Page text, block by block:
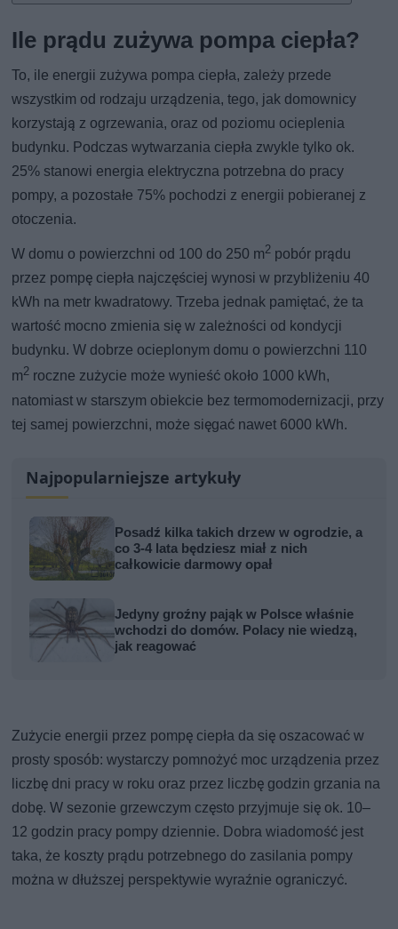
Ile prądu zużywa pompa ciepła?
To, ile energii zużywa pompa ciepła, zależy przede
wszystkim od rodzaju urządzenia, tego, jak domownicy
korzystają z ogrzewania, oraz od poziomu ocieplenia
budynku. Podczas wytwarzania ciepła zwykle tylko ok.
25% stanowi energia elektryczna potrzebna do pracy
pompy, a pozostałe 75% pochodzi z energii pobieranej z
otoczenia.
W domu o powierzchni od 100 do 250 m2 pobór prądu
przez pompę ciepła najczęściej wynosi w przybliżeniu 40
kWh na metr kwadratowy. Trzeba jednak pamiętać, że ta
wartość mocno zmienia się w zależności od kondycji
budynku. W dobrze ocieplonym domu o powierzchni 110
m2 roczne zużycie może wynieść około 1000 kWh,
natomiast w starszym obiekcie bez termomodernizacji, przy
tej samej powierzchni, może sięgać nawet 6000 kWh.
Najpopularniejsze artykuły
Posadź kilka takich drzew w ogrodzie, a
co 3-4 lata będziesz miał z nich
całkowicie darmowy opał
Jedyny groźny pająk w Polsce właśnie
wchodzi do domów. Polacy nie wiedzą,
jak reagować
Zużycie energii przez pompę ciepła da się oszacować w
prosty sposób: wystarczy pomnożyć moc urządzenia przez
liczbę dni pracy w roku oraz przez liczbę godzin grzania na
dobę. W sezonie grzewczym często przyjmuje się ok. 10–
12 godzin pracy pompy dziennie. Dobra wiadomość jest
taka, że koszty prądu potrzebnego do zasilania pompy
można w dłuższej perspektywie wyraźnie ograniczyć.